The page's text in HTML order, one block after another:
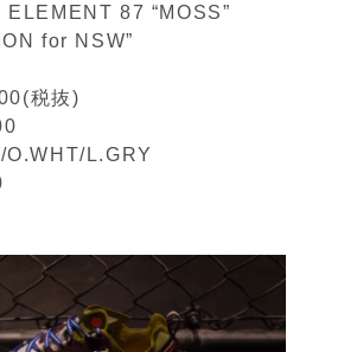
87 “MOSS”
for NSW”
税抜)
L.GRY